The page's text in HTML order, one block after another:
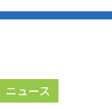
ニュース